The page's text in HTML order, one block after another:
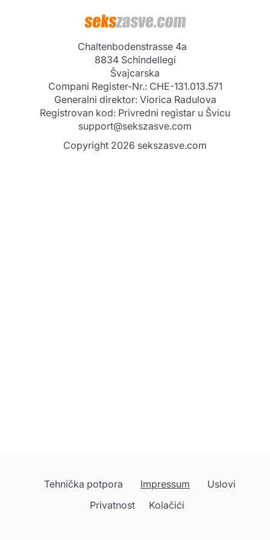
Chaltenbodenstrasse 4a
8834 Schindellegi
Švajcarska
Compani Register-Nr.: CHE-131.013.571
Generalni direktor: Viorica Radulova
Registrovan kod: Privredni registar u Švicu
support@sekszasve.com
Copyright 2026 sekszasve.com
Tehnička potpora Impressum
Uslovi
Privatnost
Kolačići